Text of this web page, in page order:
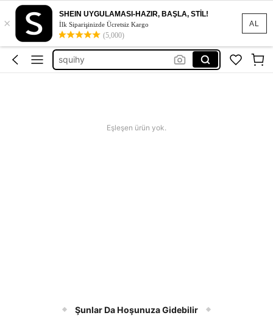
AL
×
SHEIN UYGULAMASI-HAZIR, BAŞLA, STİL!
İlk Siparişinizde Ücretsiz Kargo
(5,000)
squishy
abiye
elbise
squihy
Eşleşen ürün yok.
Şunlar Da Hoşunuza Gidebilir